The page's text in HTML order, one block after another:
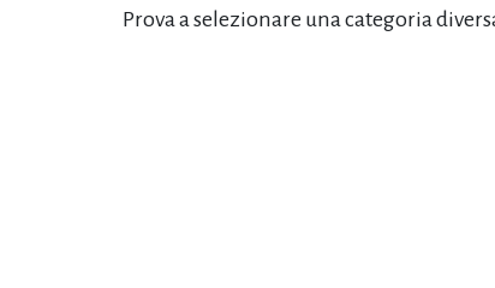
Prova a selezionare una categoria